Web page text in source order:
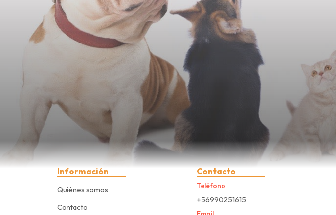
Información
Quiénes somos
Contacto
Contacto
Teléfono
+56990251615